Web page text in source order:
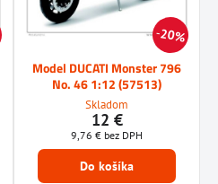
20%
Model DUCATI Monster 796
No. 46 1:12 (57513)
Skladom
12 €
9,76 € bez DPH
Do košíka